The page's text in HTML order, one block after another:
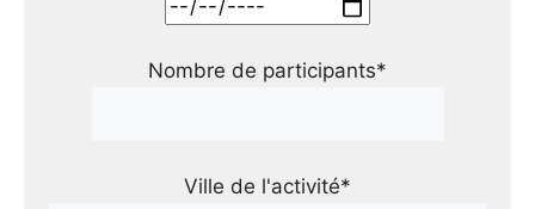
Nombre de participants*
Ville de l'activité*